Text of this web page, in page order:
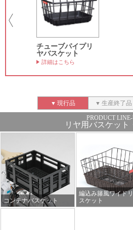
チューブパイプリ
ヤバスケット
詳細はこちら
現行品 生産終了品
リヤ用バスケット
コンテナバスケット
編込み籐風ワイド
スケット